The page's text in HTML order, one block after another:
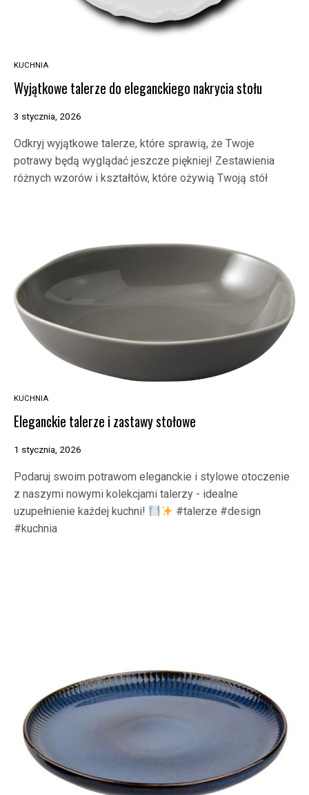
KUCHNIA
Wyjątkowe talerze do eleganckiego nakrycia stołu
3 stycznia, 2026
Odkryj wyjątkowe talerze, które sprawią, że Twoje
potrawy będą wyglądać jeszcze piękniej! Zestawienia
różnych wzorów i kształtów, które ożywią Twoją stół
KUCHNIA
Eleganckie talerze i zastawy stołowe
1 stycznia, 2026
Podaruj swoim potrawom eleganckie i stylowe otoczenie
z naszymi nowymi kolekcjami talerzy - idealne
uzupełnienie każdej kuchni!
#talerze #design
#kuchnia